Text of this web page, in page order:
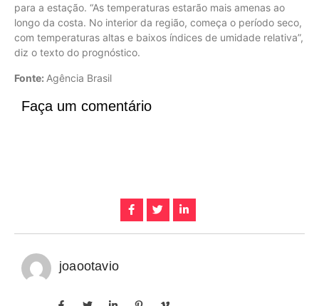
para a estação. “As temperaturas estarão mais amenas ao
longo da costa. No interior da região, começa o período seco,
com temperaturas altas e baixos índices de umidade relativa”,
diz o texto do prognóstico.
Fonte: Agência Brasil
Faça um comentário
joaootavio